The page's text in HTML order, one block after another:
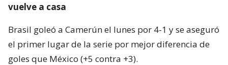
vuelve a casa
Brasil goleó a Camerún el lunes por 4-1 y se aseguró
el primer lugar de la serie por mejor diferencia de
goles que México (+5 contra +3).